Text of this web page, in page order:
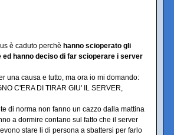
è caduto perchè hanno scioperato gli
hanno deciso di far scioperare i server
una causa e tutto, ma ora io mi domando:
C'ERA DI TIRAR GIU' IL SERVER,
di norma non fanno un cazzo dalla mattina
a dormire contano sul fatto che il server
stare li di persona a sbattersi per farlo